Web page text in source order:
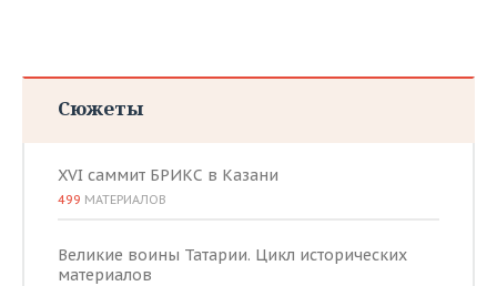
Сюжеты
XVI саммит БРИКС в Казани
499 МАТЕРИАЛОВ
Великие воины Татарии. Цикл исторических
материалов